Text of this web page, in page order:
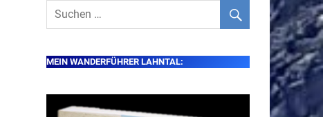
MEIN WANDERFÜHRER LAHNTAL: